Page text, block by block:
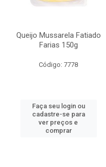
Queijo Mussarela Fatiado
Farias 150g
Código: 7778
Faça seu login ou
cadastre-se para
ver preços e
comprar